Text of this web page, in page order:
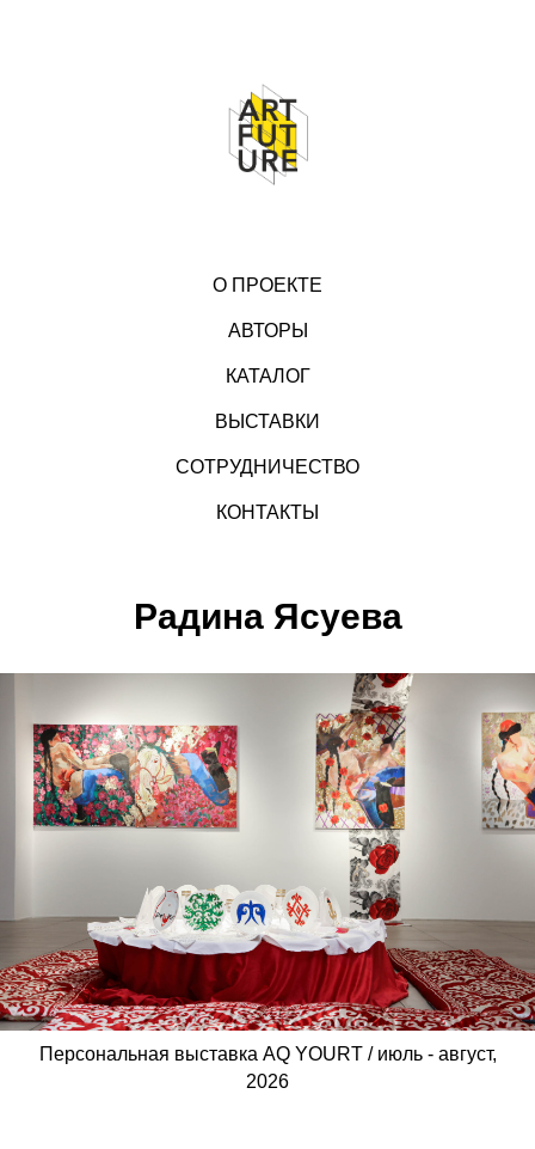
О ПРОЕКТЕ
АВТОРЫ
КАТАЛОГ
ВЫСТАВКИ
СОТРУДНИЧЕСТВО
КОНТАКТЫ
Радина Ясуева
Персональная выставка AQ YOURT / июль - август,
2026